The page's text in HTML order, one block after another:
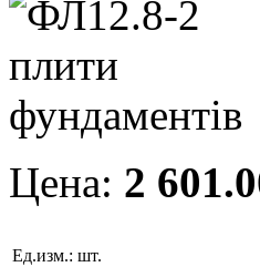
Цена: 2
Ед.изм.: шт.